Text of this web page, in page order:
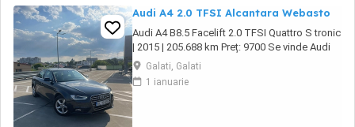
Audi A4 2.0 TFSI Alcantara Webasto
Audi A4 B8.5 Facelift 2.0 TFSI Quattro S tronic
| 2015 | 205.688 km Preț: 9700 Se vinde Audi
A4 B8.5 Facelift, an fabricație 2015, motor 2.0
TFSI benzină, cutie automată S tronic și
tracțiune Quattro. Mașina este într-o stare
Galati, Galati
1 ianuarie